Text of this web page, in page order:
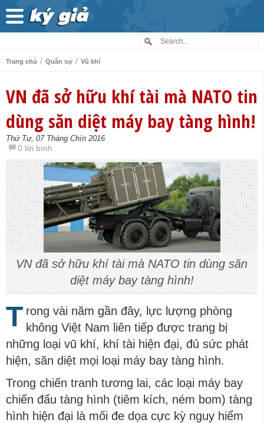
Trang chủ / Quân sự / Vũ khí
VN đã sở hữu khí tài mà NATO tin
dùng săn diệt máy bay tàng hình!
Thứ Tư, 07 Tháng Chín 2016
0 lời bình
VN đã sở hữu khí tài mà NATO tin dùng săn
diệt máy bay tàng hình!
T rong vài năm gần đây, lực lượng phòng
không Việt Nam liên tiếp được trang bị
những loại vũ khí, khí tài hiện đại, đủ sức phát
hiện, săn diệt mọi loại máy bay tàng hình.
Trong chiến tranh tương lai, các loại máy bay
chiến đấu tàng hình (tiêm kích, ném bom) tàng
hình hiện đại là mối đe dọa cực kỳ nguy hiểm